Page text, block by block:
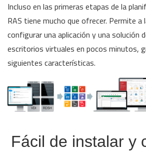
Incluso en las primeras etapas de la
RAS tiene mucho que ofrecer. Permite a
configurar una aplicación y una solución
escritorios virtuales en pocos minutos,
siguientes características.
Fácil de instalar y